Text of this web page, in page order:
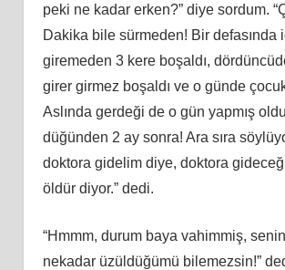
peki ne kadar erken?” diye sordum.
Dakika bile sürmeden! Bir defasında
giremeden 3 kere boşaldı,
girer girmez boşaldı ve o günde
Aslında gerdeği de o gün yapmış
düğünden 2 ay sonra! Ara sıra
doktora gidelim diye, doktora
öldür diyor.” dedi.
“Hmmm, durum baya vahimmiş,
nekadar üzüldüğümü bilemezsin!”